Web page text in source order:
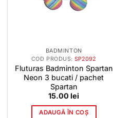
BADMINTON
COD PRODUS:SP2092
Fluturas Badminton Spartan
Neon 3 bucati / pachet
Spartan
15.00lei
ADAUGĂ ÎN COȘ